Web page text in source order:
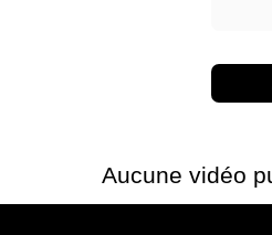
Aucune vidéo